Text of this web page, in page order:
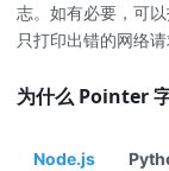
志。如有必要，可
只打印出错的网络请
为什么 Pointer
Node.js